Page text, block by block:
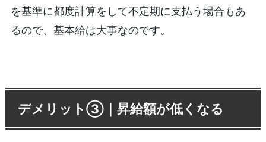
を基準に都度計算をして不定期に支払う場合もあ
るので、基本給は大事なのです。
デメリット③｜昇給額が低くなる